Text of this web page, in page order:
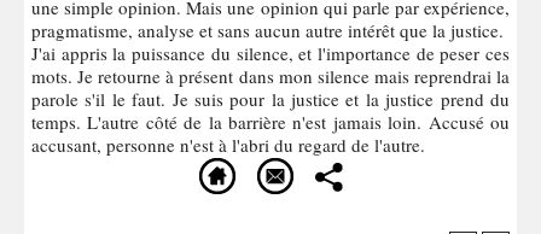
une simple opinion. Mais une opinion qui parle par expérience,
pragmatisme, analyse et sans aucun autre intérêt que la justice.
J'ai appris la puissance du silence, et l'importance de peser ces
mots. Je retourne à présent dans mon silence mais reprendrai la
parole s'il le faut. Je suis pour la justice et la justice prend du
temps. L'autre côté de la barrière n'est jamais loin. Accusé ou
accusant, personne n'est à l'abri du regard de l'autre.